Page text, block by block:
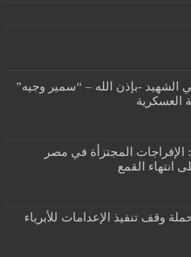
الشهيد -بإذن الله – “سمير وجيه”
العسكرية
المجتزأة في مصر
انتهاء القمع
وقف تنفيذ الإعدامات للأبرياء